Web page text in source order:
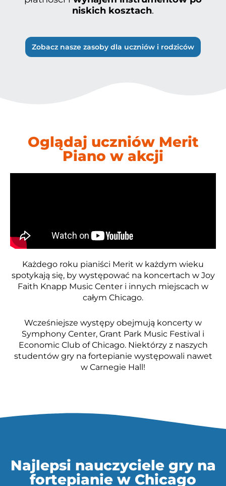
niskich kosztach.​
Zobacz nasze zasoby dla uczniów i rodziców
Oglądaj uczniów Merit
Piano w akcji
Każdego roku pianiści Merit w każdym wieku
spotykają się, by występować na koncertach w Joy
Faith Knapp Music Center i innych miejscach w
całym Chicago.
Wcześniejsze występy obejmują koncerty w
Symphony Center, Grant Park Music Festival i
Economic Club of Chicago. Niektórzy z naszych
studentów gry na fortepianie występowali nawet
w Carnegie Hall!
Najlepsi nauczyciele gry na
fortepianie w Chicago